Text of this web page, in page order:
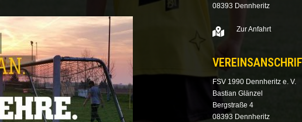
08393 Dennheritz
Zur Anfahrt
FSV 1990 Dennheritz e. V.
Bastian Glänzel
Bergstraße 4
08393 Dennheritz